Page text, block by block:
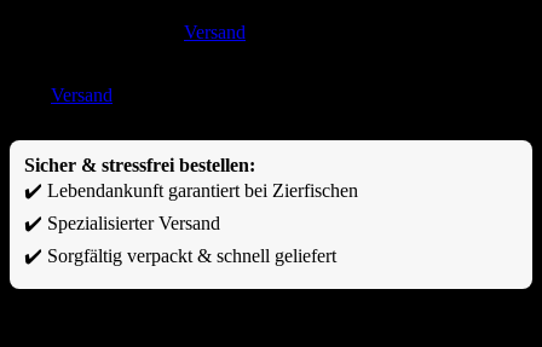
Versand
Versand
Sicher & stressfrei bestellen:
✔️ Lebendankunft garantiert bei Zierfischen
✔️ Spezialisierter Versand
✔️ Sorgfältig verpackt & schnell geliefert